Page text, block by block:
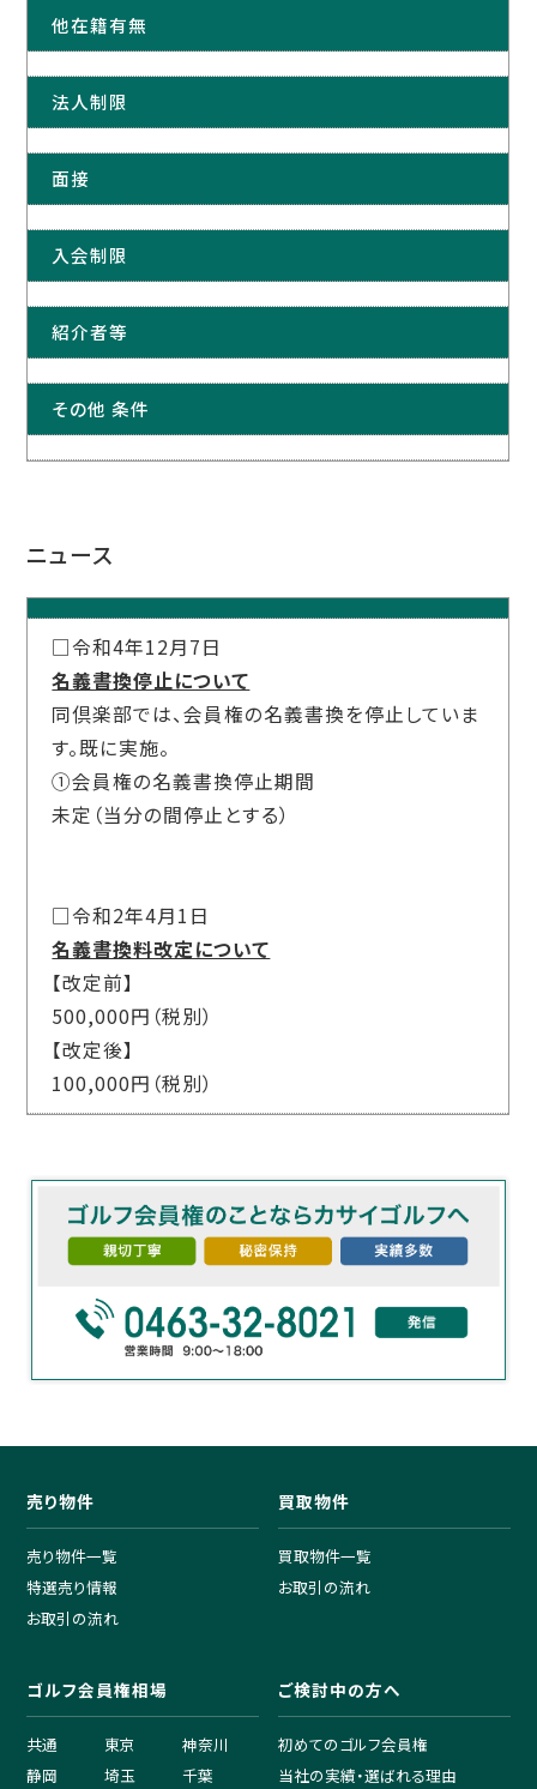
他在籍有無
法人制限
面接
入会制限
紹介者等
その他 条件
ニュース
□令和4年12月7日
名義書換停止について
同倶楽部では、会員権の名義書換を停止していま
す。既に実施。
①会員権の名義書換停止期間
未定（当分の間停止とする）
□令和2年4月1日
名義書換料改定について
【改定前】
500,000円（税別）
【改定後】
100,000円（税別）
売り物件
売り物件一覧
特選売り情報
お取引の流れ
買取物件
買取物件一覧
お取引の流れ
ゴルフ会員権相場
共通 東京
神奈川
静岡
埼玉 千葉
ご検討中の方へ
初めてのゴルフ会員権
当社の実績・選ばれる理由